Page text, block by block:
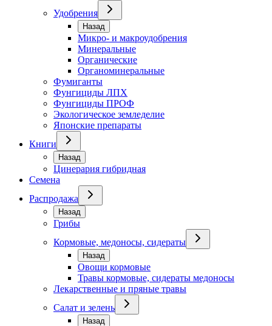
Удобрения
Назад
Микро- и макроудобрения
Минеральные
Органические
Органоминеральные
Фумиганты
Фунгициды ЛПХ
Фунгициды ПРОФ
Экологическое земледелие
Японские препараты
Книги
Назад
Цинерария гибридная
Семена
Распродажа
Назад
Грибы
Кормовые, медоносы, сидераты
Назад
Овощи кормовые
Травы кормовые, сидераты медоносы
Лекарственные и пряные травы
Салат и зелень
Назад